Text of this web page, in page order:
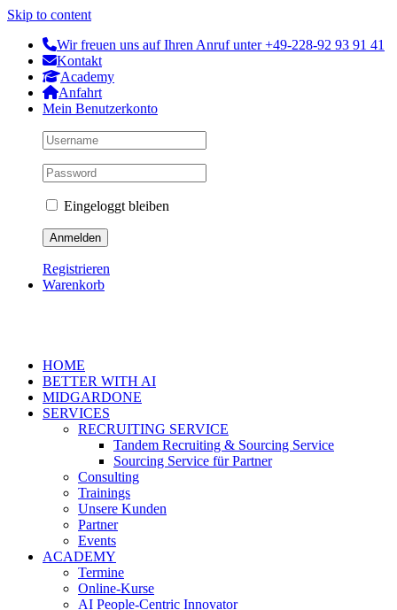
Skip to content
Wir freuen uns auf Ihren Anruf unter +49-228-92 93 91 41
Kontakt
Academy
Anfahrt
Mein Benutzerkonto
Eingeloggt bleiben
Registrieren
Warenkorb
HOME
BETTER WITH AI
MIDGARDONE
SERVICES
RECRUITING SERVICE
Tandem Recruiting & Sourcing Service
Sourcing Service für Partner
Consulting
Trainings
Unsere Kunden
Partner
Events
ACADEMY
Termine
Online-Kurse
AI People-Centric Innovator